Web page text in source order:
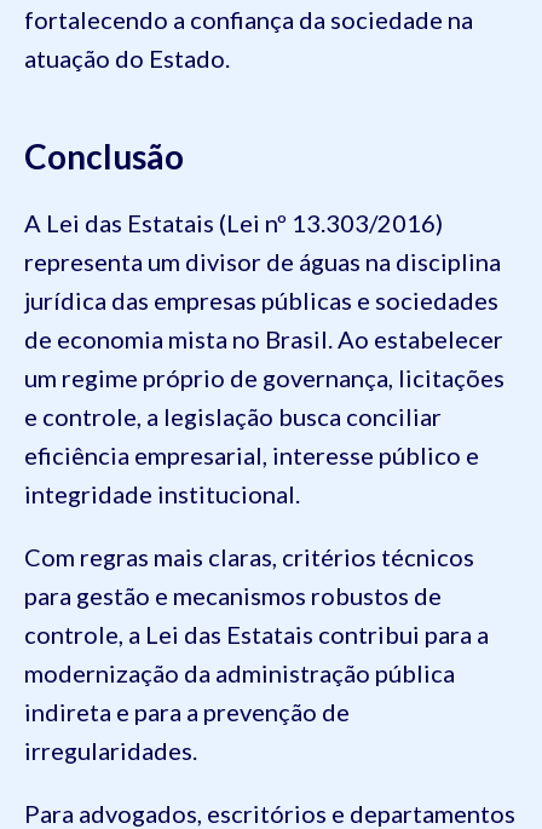
fortalecendo a confiança da sociedade na
atuação do Estado.
Conclusão
A Lei das Estatais (Lei nº 13.303/2016)
representa um divisor de águas na disciplina
jurídica das empresas públicas e sociedades
de economia mista no Brasil. Ao estabelecer
um regime próprio de governança, licitações
e controle, a legislação busca conciliar
eficiência empresarial, interesse público e
integridade institucional.
Com regras mais claras, critérios técnicos
para gestão e mecanismos robustos de
controle, a Lei das Estatais contribui para a
modernização da administração pública
indireta e para a prevenção de
irregularidades.
Para advogados, escritórios e departamentos